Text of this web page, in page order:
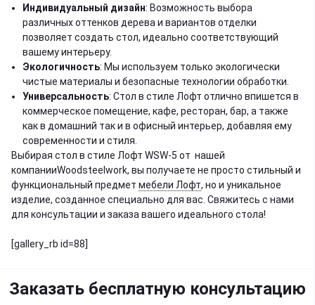
Индивидуальный дизайн: Возможность выбора
различных оттенков дерева и вариантов отделки
позволяет создать стол, идеально соответствующий
вашему интерьеру.
Экологичность: Мы используем только экологически
чистые материалы и безопасные технологии обработки.
Универсальность: Стол в стиле Лофт отлично впишется в
коммерческое помещение, кафе, ресторан, бар, а также
как в домашний так и в офисный интерьер, добавляя ему
современности и стиля.
Выбирая стол в стиле Лофт WSW-5 от нашей
компанииWoodsteelwork, вы получаете не просто стильный и
функциональный предмет мебели Лофт, но и уникальное
изделие, созданное специально для вас. Свяжитесь с нами
для консультации и заказа вашего идеального стола!
[gallery_rb id=88]
Заказать бесплатную консультацию